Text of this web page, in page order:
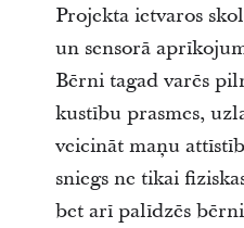
Projekta ietvaros
un sensorā
Bērni tagad varēs
kustību prasmes,
veicināt maņu
sniegs ne tikai
bet arī palīdzēs